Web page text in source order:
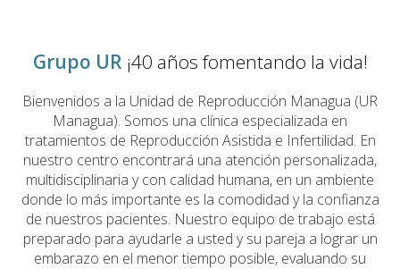
Grupo UR ¡40 años fomentando la vida!
Bienvenidos a la Unidad de Reproducción Managua (UR
Managua). Somos una clínica especializada en
tratamientos de Reproducción Asistida e Infertilidad. En
nuestro centro encontrará una atención personalizada,
multidisciplinaria y con calidad humana, en un ambiente
donde lo más importante es la comodidad y la confianza
de nuestros pacientes. Nuestro equipo de trabajo está
preparado para ayudarle a usted y su pareja a lograr un
embarazo en el menor tiempo posible, evaluando su